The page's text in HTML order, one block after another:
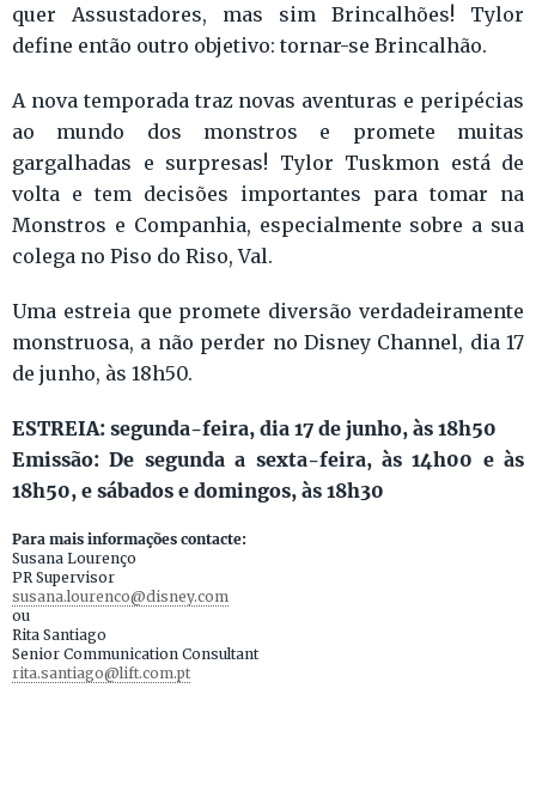
quer Assustadores, mas sim Brincalhões! Tylor
define então outro objetivo: tornar-se Brincalhão.
A nova temporada traz novas aventuras e peripécias
ao mundo dos monstros e promete muitas
gargalhadas e surpresas! Tylor Tuskmon está de
volta e tem decisões importantes para tomar na
Monstros e Companhia, especialmente sobre a sua
colega no Piso do Riso, Val.
Uma estreia que promete diversão verdadeiramente
monstruosa, a não perder no Disney Channel, dia 17
de junho, às 18h50.
ESTREIA: segunda-feira, dia 17 de junho, às 18h50
Emissão: De segunda a sexta-feira, às 14h00 e às
18h50, e sábados e domingos, às 18h30
Para mais informações contacte:
Susana Lourenço
PR Supervisor
susana.lourenco@disney.com
ou
Rita Santiago
Senior Communication Consultant
rita.santiago@lift.com.pt